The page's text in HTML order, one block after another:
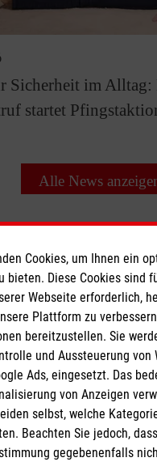
Sicherheit im Alltag:
startet
Alle News
in Deutschland
Cookies, um Ihnen ein
bieten. Diese Cookies sind
Webseite erforderlich,
Plattform zu
bereitzustellen. Sie
und Aussteuerung von
Ads, eingesetzt. Das
von Anzeigen
selbst, welche
Beachten Sie jedoch,
gegebenenfalls